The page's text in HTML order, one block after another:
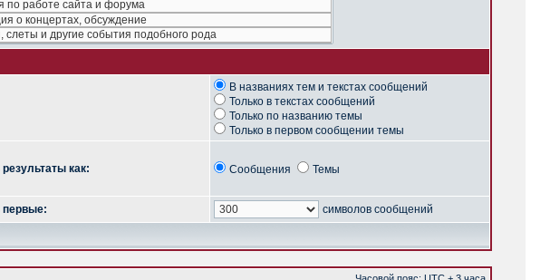
В названиях тем и текстах сообщений
Только в текстах сообщений
Только по названию темы
Только в первом сообщении темы
как: Сообщения Темы
первые: символов сообщений